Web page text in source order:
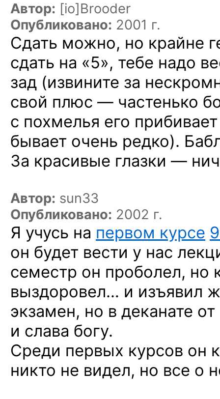
Автор: [io]Brooder
Опубликовано: 2001 г.
Сдать можно, но крайне
сдать на «5», тебе надо
зад (извините за
свой плюс — частенько
с похмелья его
бывает очень редко).
За красивые глазки —
Автор: sun33
Опубликовано: 2002 г.
Я учусь на первом курсе
он будет вести у нас
семестр он проболел, но
выздоровел… и изъявил
экзамен, но в деканате
и слава богу.
Среди первых курсов он
никто не видел, но все о